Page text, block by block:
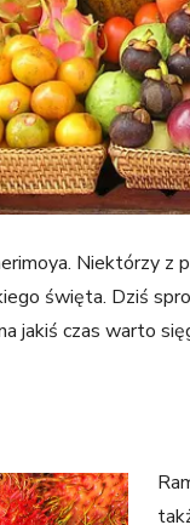
Idiety
I
środowisko
Niektórzy
święta. Dziś
jakiś czas warto